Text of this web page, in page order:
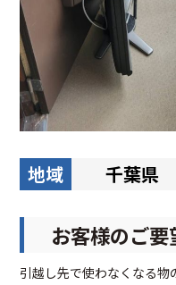
地域 千葉県
お客様のご要
引越し先で使わなくなる